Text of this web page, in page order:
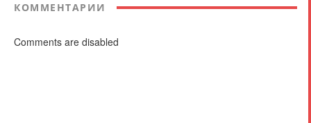
КОММЕНТАРИИ
Comments are disabled